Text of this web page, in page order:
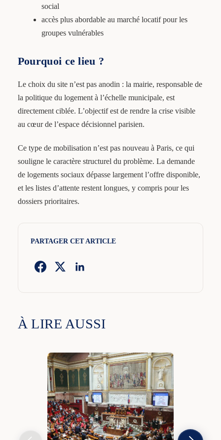
social
accès plus abordable au marché locatif pour les
groupes vulnérables
Pourquoi ce lieu ?
Le choix du site n’est pas anodin : la mairie, responsable de
la politique du logement à l’échelle municipale, est
directement ciblée. L’objectif est de rendre la crise visible
au cœur de l’espace décisionnel parisien.
Ce type de mobilisation n’est pas nouveau à Paris, ce qui
souligne le caractère structurel du problème. La demande
de logements sociaux dépasse largement l’offre disponible,
et les listes d’attente restent longues, y compris pour les
dossiers prioritaires.
PARTAGER CET ARTICLE
À LIRE AUSSI